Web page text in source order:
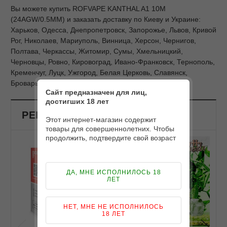
Вы можете купить ROFVAPE KANTHAL A1 10M
(24AGW/0.5MM) и заказать доставку по Киеву и Украине:
Харьков, Одесса, Днепропетровск, Запорожье, Львов, Кривой
Рог, Николаев, Мариуполь, Винница, Херсон, Чернигов,
Полтава, Черкассы, Житомир, Сумы, Хмельницкий,
Черновцы, Ровно, Кировоград, Ивано-Франковск, Тернополь,
Кременчуг, Луцк, Ужгород, Белая Церковь, Славянск,
Бровары и другие города Украины.
РЕКОМЕНДОВАНЫЕ ПРОДУКТЫ
Сайт предназначен для лиц,
достигших 18 лет
Этот интернет-магазин содержит
товары для совершеннолетних. Чтобы
продолжить, подтвердите свой возраст
ДА, МНЕ ИСПОЛНИЛОСЬ 18
ЛЕТ
НЕТ, МНЕ НЕ ИСПОЛНИЛОСЬ
18 ЛЕТ